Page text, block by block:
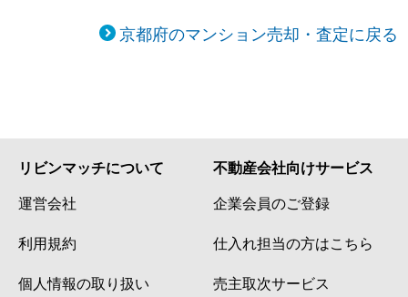
京都府のマンション売却・査定に戻る
リビンマッチについて
運営会社
利用規約
個人情報の取り扱い
不動産会社向けサービス
企業会員のご登録
仕入れ担当の方はこちら
売主取次サービス